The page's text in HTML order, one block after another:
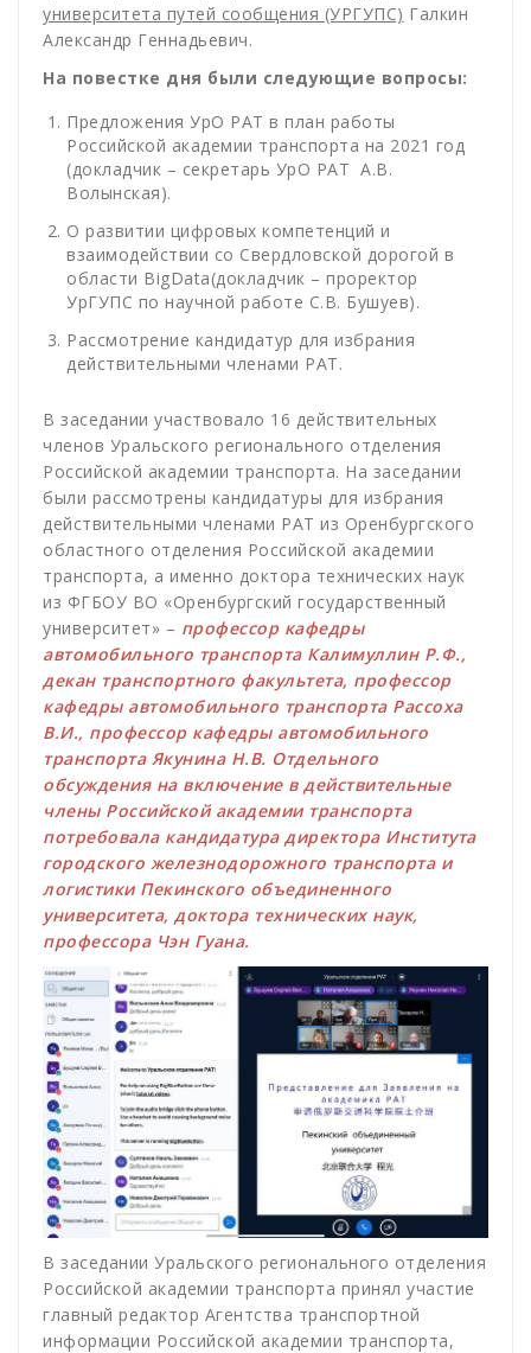
университета путей сообщения (УРГУПС) Галкин
Александр Геннадьевич.
На повестке дня были следующие вопросы:
Предложения УрО РАТ в план работы
Российской академии транспорта на 2021 год
(докладчик – секретарь УрО РАТ А.В.
Волынская).
О развитии цифровых компетенций и
взаимодействии со Свердловской дорогой в
области BigData(докладчик – проректор
УрГУПС по научной работе С.В. Бушуев).
Рассмотрение кандидатур для избрания
действительными членами РАТ.
В заседании участвовало 16 действительных
членов Уральского регионального отделения
Российской академии транспорта. На заседании
были рассмотрены кандидатуры для избрания
действительными членами РАТ из Оренбургского
областного отделения Российской академии
транспорта, а именно доктора технических наук
из ФГБОУ ВО «Оренбургский государственный
университет» – профессор кафедры
автомобильного транспорта Калимуллин Р.Ф.,
декан транспортного факультета, профессор
кафедры автомобильного транспорта Рассоха
В.И., профессор кафедры автомобильного
транспорта Якунина Н.В. Отдельного
обсуждения на включение в действительные
члены Российской академии транспорта
потребовала кандидатура директора Института
городского железнодорожного транспорта и
логистики Пекинского объединенного
университета, доктора технических наук,
профессора Чэн Гуана.
В заседании Уральского регионального отделения
Российской академии транспорта принял участие
главный редактор Агентства транспортной
информации Российской академии транспорта,